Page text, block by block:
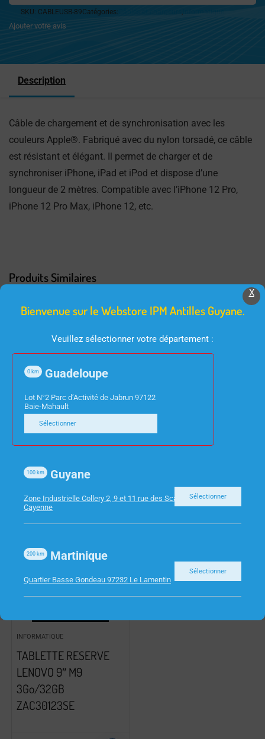
SKU: CABLEUSB-89Catégories: ,
Ajouter votre avis
Description
Câble de chargement et de synchronisation avec les
couleurs Apple®. Fabriqué avec du nylon torsadé, ce câble
est résistant et élégant. Il permet de charger et de
synchroniser iPhone, iPad et iPod et dispose d’une
longueur de 2 mètres. Compatible avec l’iPhone 12 Pro,
iPhone 12 Pro Max, iPhone 12, etc.
Produits Similaires
INFORMATIQUE
ECRAN 49″ INCURVE
ASUS XG49VQ
INFORMATIQUE
ECRAN 27″ VIEWSONIC
VA2732-H HDMI VGA
INFORMATIQUE
TABLETTE RESERVE
LENOVO 9″ M9
3Go/32GB
ZAC30123SE
X
Bienvenue sur le Webstore IPM Antilles Guyane.
Veuillez sélectionner votre département :
Guadeloupe
0 km
Lot N°2 Parc d’Activité de Jabrun 97122
Baie-Mahault
Sélectionner
Guyane
100 km
Zone Industrielle Collery 2, 9 et 11 rue des Scarabees 97300
Cayenne
Sélectionner
Martinique
200 km
Quartier Basse Gondeau 97232 Le Lamentin
Sélectionner